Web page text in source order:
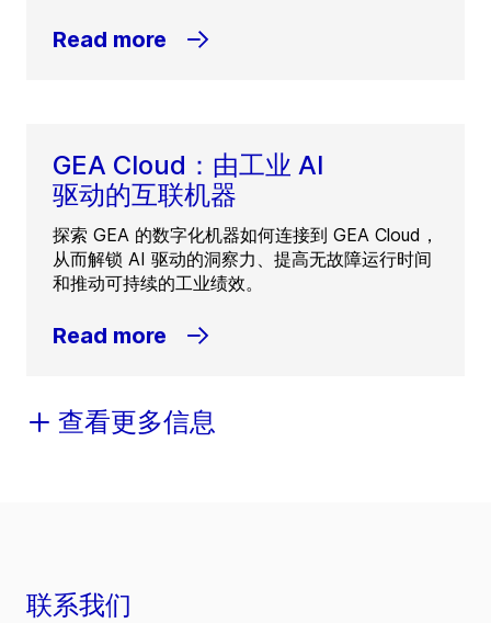
Read more
GEA Cloud：由工业 AI
驱动的互联机器
探索 GEA 的数字化机器如何连接到 GEA Cloud，
从而解锁 AI 驱动的洞察力、提高无故障运行时间
和推动可持续的工业绩效。
Read more
查看更多信息
联系我们